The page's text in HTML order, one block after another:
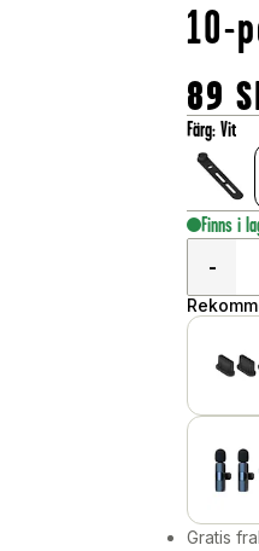
10-
89
Färg:Vit
Finns i
-
Gratis